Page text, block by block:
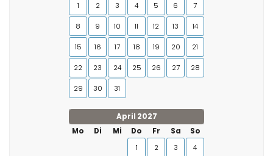
1 2 3 4 5 6 7
8 9 10 11 12 13 14
15 16 17 18 19 20 21
22 23 24 25 26 27 28
29 30 31
April 2027
Mo
Di Mi Do Fr Sa
So
1
2 3 4